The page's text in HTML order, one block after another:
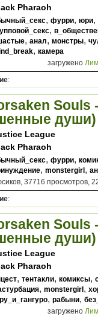
Pharaoh
, фурри, юри,
,
, анал, монстры,
, камера
загружено
:
Souls
души)
League
Pharaoh
, фурри,
, monstergirl ,
37716 просмотров,
:
Souls
души)
League
Pharaoh
, тентакли, комиксы,
, monstergirl ,
, рабыни,
загружено